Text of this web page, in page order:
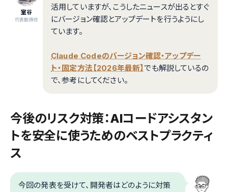
室谷
代表取締役
活用していますが、こうしたニュースが出るとすぐ
にバージョン確認とアップデートを行うようにし
ています。
Claude Codeのバージョン確認・アップデー
ト・固定方法【2026年最新】でも解説しているの
で、参考にしてください。
今後のリスク対策：AIコードアシスタン
トを安全に使うためのベストプラクティ
ス
今回の発表を受けて、開発者はどのように対策